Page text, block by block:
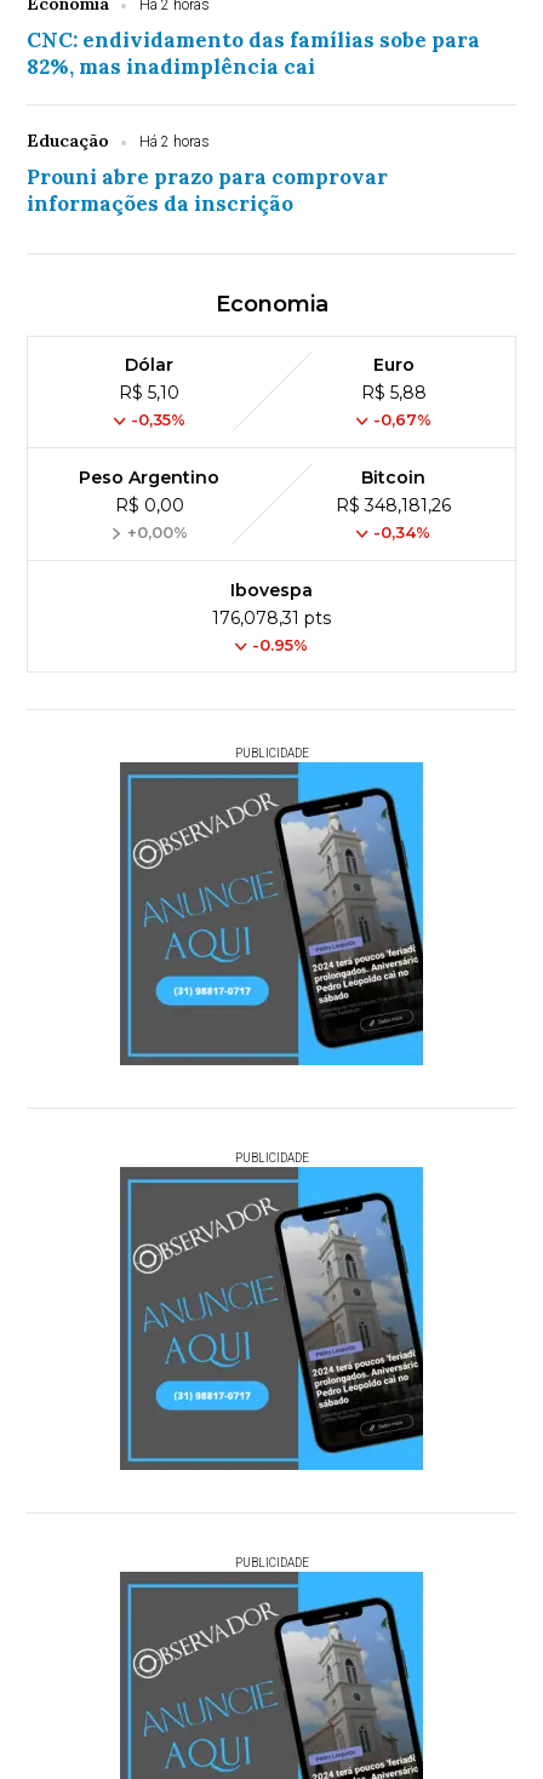
Há 2 horas
CNC: endividamento das famílias sobe para
82%, mas inadimplência cai
Educação Há 2 horas
Prouni abre prazo para comprovar
informações da inscrição
Economia
Dólar
R$ 5,10
-0,35%
Euro
R$ 5,88
-0,67%
Peso Argentino
R$ 0,00
+0,00%
Bitcoin
R$ 348,181,26
-0,34%
Ibovespa
176,078,31 pts
-0.95%
PUBLICIDADE
PUBLICIDADE
PUBLICIDADE